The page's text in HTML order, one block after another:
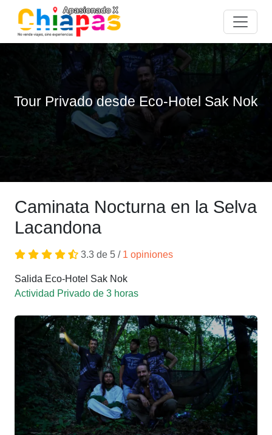
Tour Privado desde Eco-Hotel Sak Nok
Caminata Nocturna en la Selva
Lacandona
3.3 de 5 / 1 opiniones
Salida Eco-Hotel Sak Nok
Actividad Privado de 3 horas